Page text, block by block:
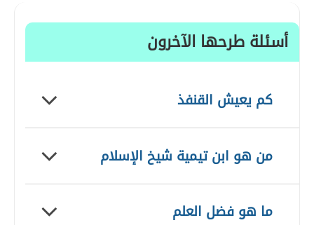
أسئلة طرحها الآخرون
كم يعيش القنفذ
من هو ابن تيمية شيخ الإسلام
ما هو فضل العلم